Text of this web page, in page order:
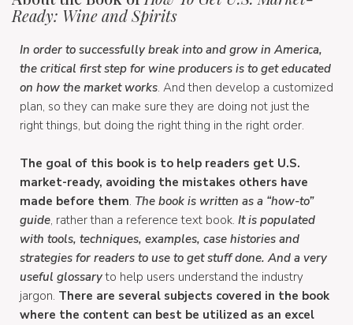
Ready: Wine and Spirits
In order to successfully break into and grow in America,
the critical first step for wine producers is to get educated
on how the market works. And then develop a customized
plan, so they can make sure they are doing not just the
right things, but doing the right thing in the right order.
The goal of this book is to help readers get U.S.
market-ready, avoiding the mistakes others have
made before them. The book is written as a “how-to”
guide, rather than a reference text book. It is populated
with tools, techniques, examples, case histories and
strategies for readers to use to get stuff done. And a very
useful glossaryto help users understand the industry
jargon. There are several subjects covered in the book
where the content can best be utilized as an excel